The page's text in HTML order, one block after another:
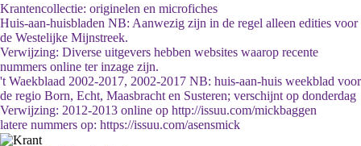
Krantencollectie: originelen en microfiches
Huis-aan-huisbladen NB: Aanwezig zijn in de regel alleen edities voor
de Westelijke Mijnstreek.
Verwijzing: Diverse uitgevers hebben websites waarop recente
nummers online ter inzage zijn.
't Waekblaad 2002-2017, 2002-2017 NB: huis-aan-huis weekblad voor
de regio Born, Echt, Maasbracht en Susteren; verschijnt op donderdag
Verwijzing: 2012-2013 online op http://issuu.com/mickbaggen
latere nummers op: https://issuu.com/asensmick